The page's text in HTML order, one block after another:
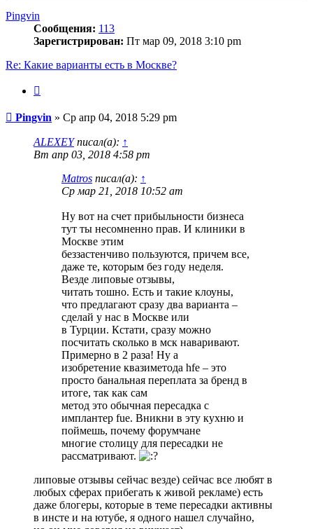
Pingvin
Сообщения: 113
Зарегистрирован: Пт мар 09, 2018 3:10 pm
Re: Какие варианты есть в Москве?
Сообщение
Pingvin » Ср апр 04, 2018 5:29 pm
ALEXEYписал(а): ↑
Вт апр 03, 2018 4:58 pm
Matros писал(а): ↑
Ср мар 21, 2018 10:52 am
Ну вот на счет прибыльности бизнеса
тут ты несомненно прав. И клиники в
Москве этим
беззастенчиво пользуются, причем все,
даже те, которым без году неделя.
Везде липовые отзывы,
читать тошно. Есть и такие клоуны,
что предлагают сразу два варианта –
сделай у нас в Москве или
в Турции. Кстати, сразу можно
посчитать сколько в мск наваривают.
Примерно в 2 раза! Ну а
изобретение квазиметода hfe – это
просто банальная переплата за бренд в
итоге, так как сам
метод это обычная пересадка с
имплантер fue. Вникни в эту кухню и
поймешь, почему форумчане
многие столицу для пересадки не
рассматривают.
липовые отзывы сейчас везде) сейчас все любят в
любых сферах прибегать к живой рекламе) есть
даже блогеры, которые в теме пересадки активны
в инсте и на ютубе, я одного нашел случайно,